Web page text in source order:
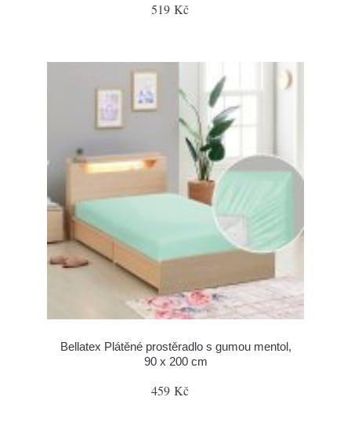
519 Kč
Bellatex Plátěné prostěradlo s gumou mentol,
90 x 200 cm
459 Kč